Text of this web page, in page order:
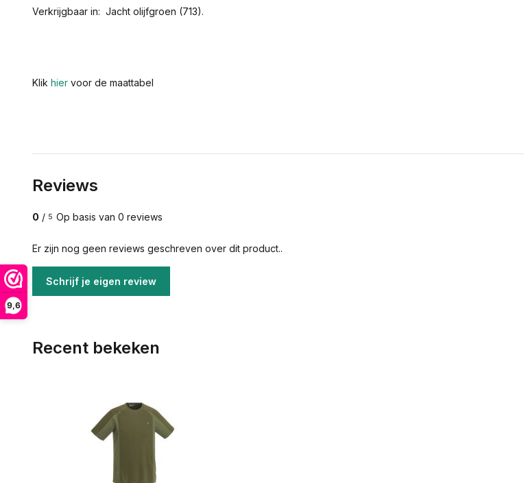
9,6
Verkrijgbaar in: Jacht olijfgroen (713).
Klik hier voor de maattabel
Reviews
0 / 5 Op basis van 0 reviews
Er zijn nog geen reviews geschreven over dit product..
Schrijf je eigen review
Recent bekeken